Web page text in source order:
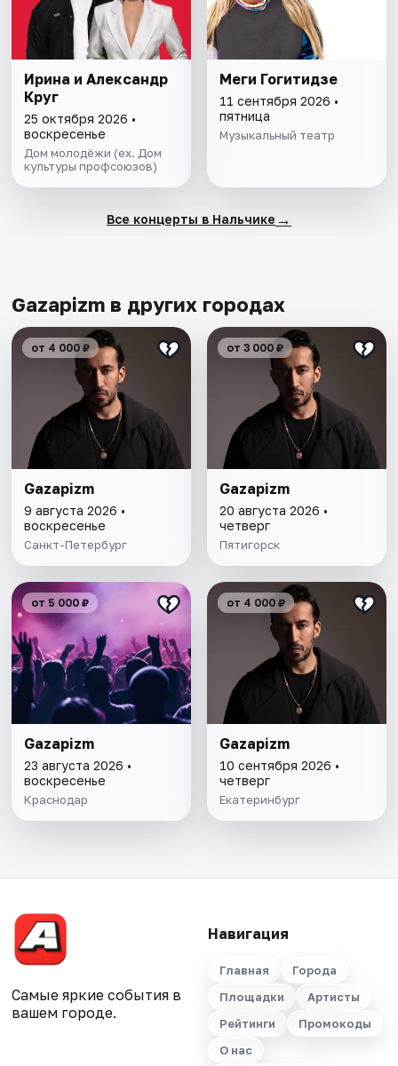
Ирина и Александр
Круг
25 октября 2026 •
воскресенье
Дом молодёжи (ex. Дом
культуры профсоюзов)
Меги Гогитидзе
11 сентября 2026 •
пятница
Музыкальный театр
Все концерты в Нальчике →
Gazapizm в других городах
от 4 000 ₽
Gazapizm
9 августа 2026 •
воскресенье
Санкт-Петербург
от 3 000 ₽
Gazapizm
20 августа 2026 •
четверг
Пятигорск
от 5 000 ₽
Gazapizm
23 августа 2026 •
воскресенье
Краснодар
от 4 000 ₽
Gazapizm
10 сентября 2026 •
четверг
Екатеринбург
Самые яркие события в
вашем городе.
Навигация
Главная
Города
Площадки
Артисты
Рейтинги
Промокоды
О нас